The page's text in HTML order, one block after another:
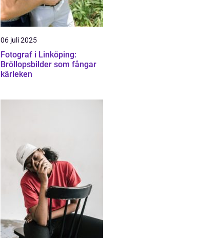
06 juli 2025
Fotograf i Linköping:
Bröllopsbilder som fångar
kärleken